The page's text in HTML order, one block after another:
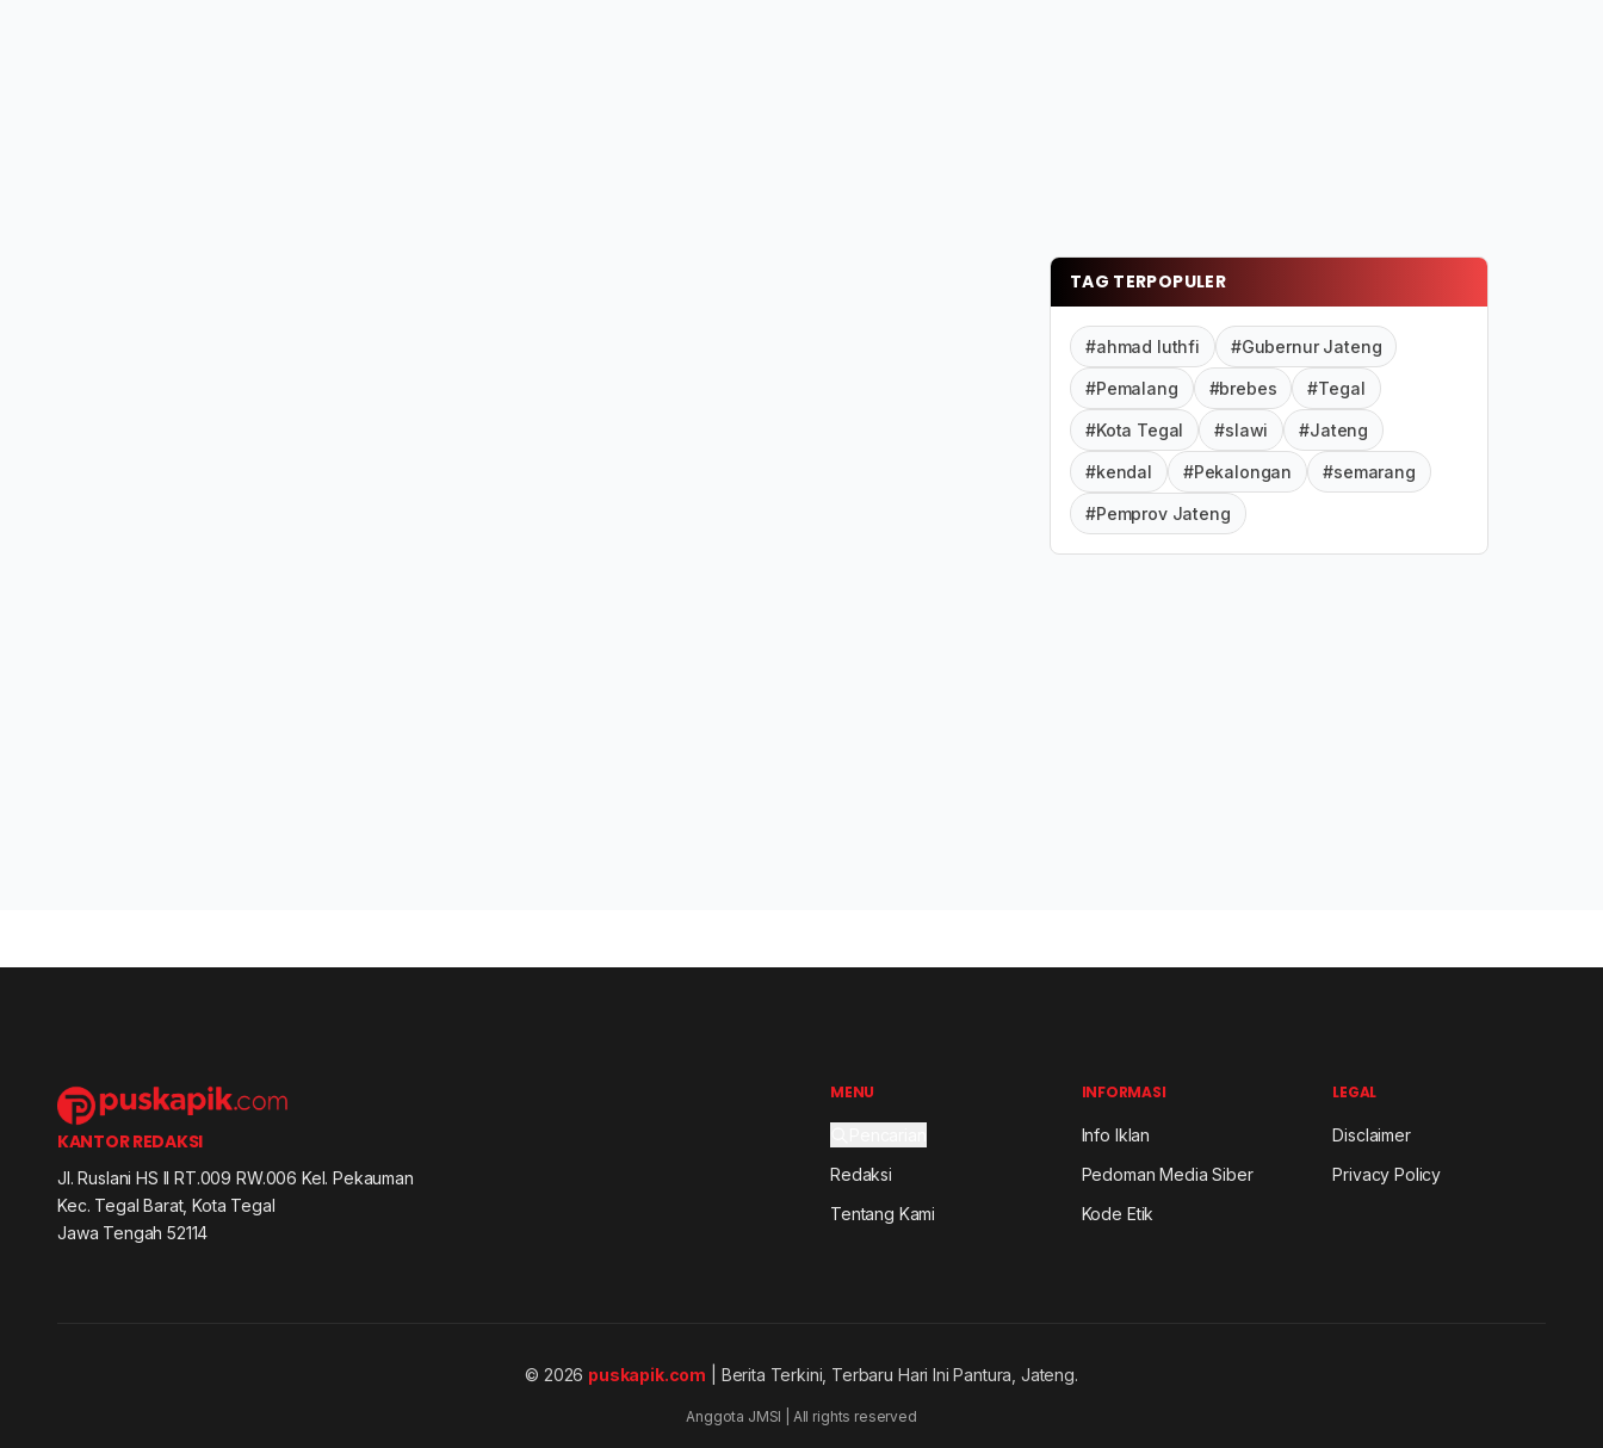
TAG TERPOPULER
#ahmad luthfi #Gubernur Jateng
#Pemalang #brebes #Tegal
#Kota Tegal #slawi #Jateng
#kendal #Pekalongan #semarang
#Pemprov Jateng
KANTOR REDAKSI
Jl. Ruslani HS II RT.009 RW.006 Kel. Pekauman
Kec. Tegal Barat, Kota Tegal
Jawa Tengah 52114
MENU
Redaksi
Tentang Kami
INFORMASI
Info Iklan
Pedoman Media Siber
Kode Etik
LEGAL
Disclaimer
Privacy Policy
© 2026 puskapik.com | Berita Terkini, Terbaru Hari Ini Pantura, Jateng.
Anggota JMSI | All rights reserved